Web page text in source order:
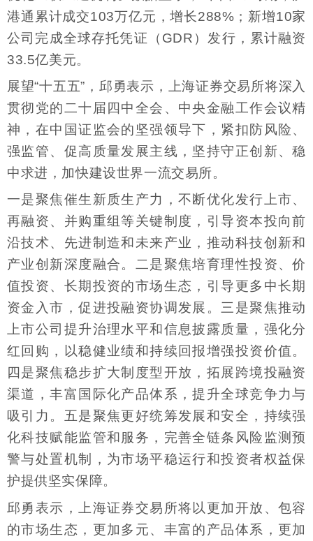
港通累计成交103万亿元，增长288%；新增10家
公司完成全球存托凭证（GDR）发行，累计融资
33.5亿美元。
展望“十五五”，邱勇表示，上海证券交易所将深入
贯彻党的二十届四中全会、中央金融工作会议精
神，在中国证监会的坚强领导下，紧扣防风险、
强监管、促高质量发展主线，坚持守正创新、稳
中求进，加快建设世界一流交易所。
一是聚焦催生新质生产力，不断优化发行上市、
再融资、并购重组等关键制度，引导资本投向前
沿技术、先进制造和未来产业，推动科技创新和
产业创新深度融合。二是聚焦培育理性投资、价
值投资、长期投资的市场生态，引导更多中长期
资金入市，促进投融资协调发展。三是聚焦推动
上市公司提升治理水平和信息披露质量，强化分
红回购，以稳健业绩和持续回报增强投资价值。
四是聚焦稳步扩大制度型开放，拓展跨境投融资
渠道，丰富国际化产品体系，提升全球竞争力与
吸引力。五是聚焦更好统筹发展和安全，持续强
化科技赋能监管和服务，完善全链条风险监测预
警与处置机制，为市场平稳运行和投资者权益保
护提供坚实保障。
邱勇表示，上海证券交易所将以更加开放、包容
的市场生态，更加多元、丰富的产品体系，更加